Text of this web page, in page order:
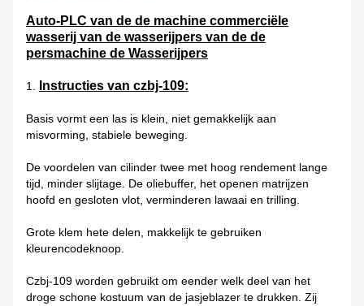
Auto-PLC van de de machine commerciële
wasserij van de wasserijpers van de de
persmachine de Wasserijpers
1. Instructies van czbj-109:
Basis vormt een las is klein, niet gemakkelijk aan
misvorming, stabiele beweging.
De voordelen van cilinder twee met hoog rendement lange
tijd, minder slijtage. De oliebuffer, het openen matrijzen
hoofd en gesloten vlot, verminderen lawaai en trilling.
Grote klem hete delen, makkelijk te gebruiken
kleurencodeknoop.
Czbj-109 worden gebruikt om eender welk deel van het
droge schone kostuum van de jasjeblazer te drukken. Zij